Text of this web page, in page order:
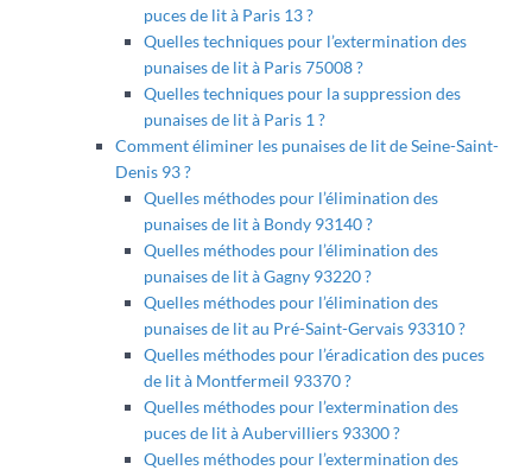
puces de lit à Paris 13 ?
Quelles techniques pour l’extermination des
punaises de lit à Paris 75008 ?
Quelles techniques pour la suppression des
punaises de lit à Paris 1 ?
Comment éliminer les punaises de lit de Seine-Saint-
Denis 93 ?
Quelles méthodes pour l’élimination des
punaises de lit à Bondy 93140 ?
Quelles méthodes pour l’élimination des
punaises de lit à Gagny 93220 ?
Quelles méthodes pour l’élimination des
punaises de lit au Pré-Saint-Gervais 93310 ?
Quelles méthodes pour l’éradication des puces
de lit à Montfermeil 93370 ?
Quelles méthodes pour l’extermination des
puces de lit à Aubervilliers 93300 ?
Quelles méthodes pour l’extermination des